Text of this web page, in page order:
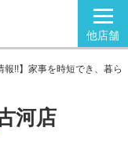
他店舗
報!!】家事を時短でき、暮ら
河店